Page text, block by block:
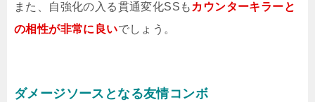
また、自強化の入る貫通変化SSも カウンターキラーと
の相性が非常に良いでしょう。
ダメージソースとなる友情コンボ